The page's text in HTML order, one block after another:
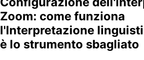
Zoom: come funziona
l'Interpretazione
è lo strumento sbagliato